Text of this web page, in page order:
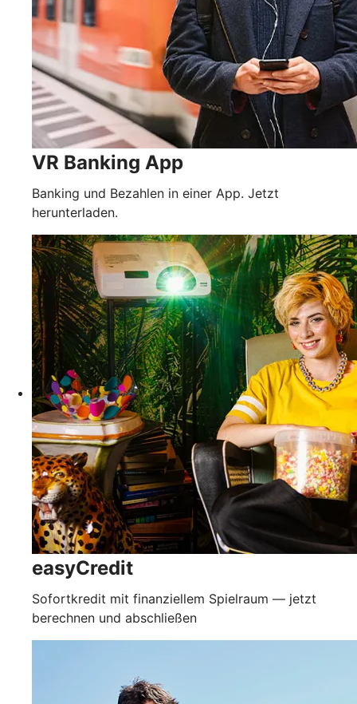
VR Banking App
Banking und Bezahlen in einer App. Jetzt
herunterladen.
easyCredit
Sofortkredit mit finanziellem Spielraum — jetzt
berechnen und abschließen